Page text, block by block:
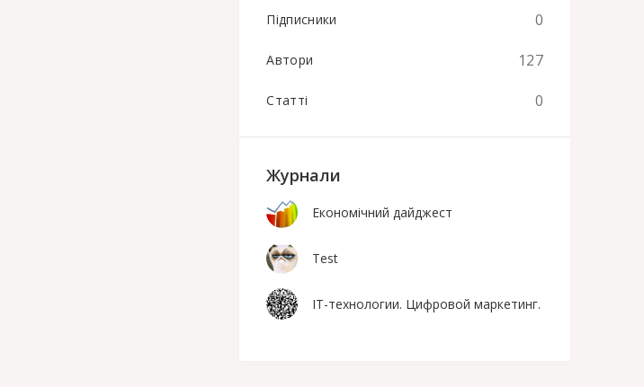
Підписники 0
Автори 127
Статті 0
Журнали
Економічний дайджест
Test
IT-технологии. Цифровой маркетинг.